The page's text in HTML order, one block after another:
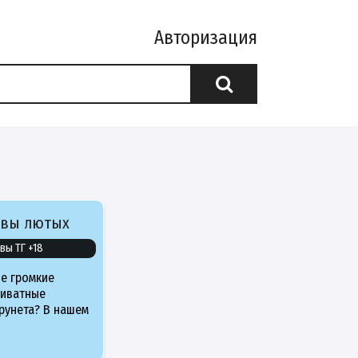
Авторизация
лютых
ТГ +18
громкие
В нашем